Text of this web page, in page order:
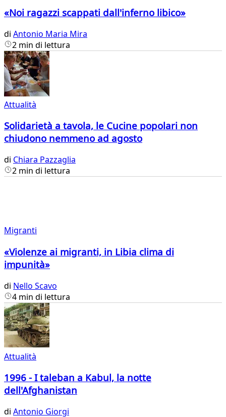
«Noi ragazzi scappati dall'inferno libico»
di Antonio Maria Mira
2 min di lettura
Attualità
Solidarietà a tavola, le Cucine popolari non
chiudono nemmeno ad agosto
di Chiara Pazzaglia
2 min di lettura
Migranti
«Violenze ai migranti, in Libia clima di
impunità»
di Nello Scavo
4 min di lettura
Attualità
1996 - I taleban a Kabul, la notte
dell'Afghanistan
di Antonio Giorgi